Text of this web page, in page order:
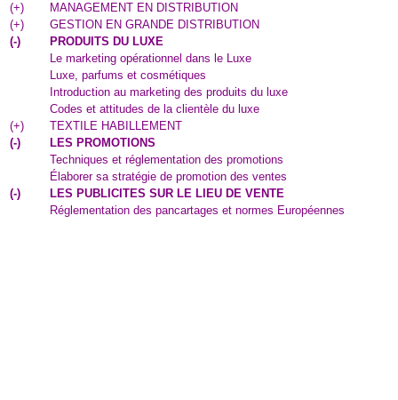
(+)
MANAGEMENT EN DISTRIBUTION
(+)
GESTION EN GRANDE DISTRIBUTION
(-)
PRODUITS DU LUXE
Le marketing opérationnel dans le Luxe
Luxe, parfums et cosmétiques
Introduction au marketing des produits du luxe
Codes et attitudes de la clientèle du luxe
(+)
TEXTILE HABILLEMENT
(-)
LES PROMOTIONS
Techniques et réglementation des promotions
Élaborer sa stratégie de promotion des ventes
(-)
LES PUBLICITES SUR LE LIEU DE VENTE
Réglementation des pancartages et normes Européennes